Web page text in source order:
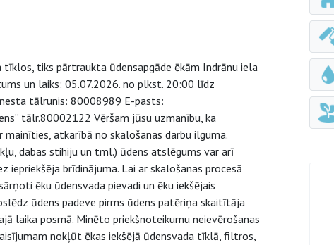
tiks pārtraukta ūdensapgāde ēkām Indrānu iela
un laiks: 05.07.2026. no plkst. 20:00 līdz
tālrunis: 80008989 E-pasts:
tālr.80002122 Vēršam jūsu uzmanību, ka
atkarībā no skalošanas darbu ilguma.
dabas stihiju un tml.) ūdens atslēgums var arī
brīdinājuma. Lai ar skalošanas procesā
ēku ūdensvada pievadi un ēku iekšējais
ūdens padeve pirms ūdens patēriņa skaitītāja
laika posmā. Minēto priekšnoteikumu neievērošanas
nokļūt ēkas iekšējā ūdensvada tīklā, filtros,